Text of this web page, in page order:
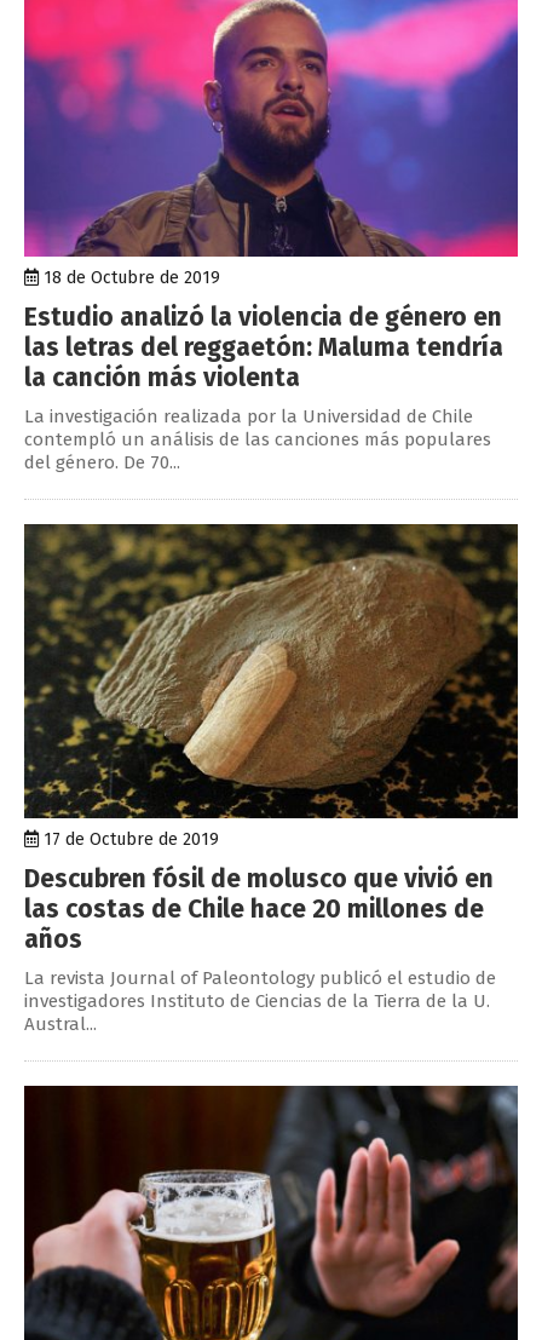
18 de Octubre de 2019
Estudio analizó la violencia de género en
las letras del reggaetón: Maluma tendría
la canción más violenta
La investigación realizada por la Universidad de Chile
contempló un análisis de las canciones más populares
del género. De 70...
17 de Octubre de 2019
Descubren fósil de molusco que vivió en
las costas de Chile hace 20 millones de
años
La revista Journal of Paleontology publicó el estudio de
investigadores Instituto de Ciencias de la Tierra de la U.
Austral...